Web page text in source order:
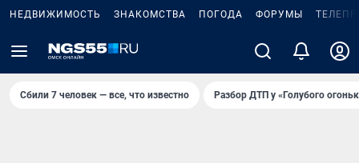
НЕДВИЖИМОСТЬ ЗНАКОМСТВА ПОГОДА ФОРУМЫ
Сбили 7 человек — все, что известно Разбор ДТП у «Голубого